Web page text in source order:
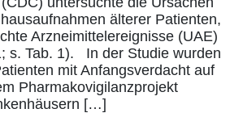
älterer Patienten,
Arzneimittelereignisse (UAE)
s. Tab. 1). In der Studie wurden
mit Anfangsverdacht auf
Pharmakovigilanzprojekt
[…]